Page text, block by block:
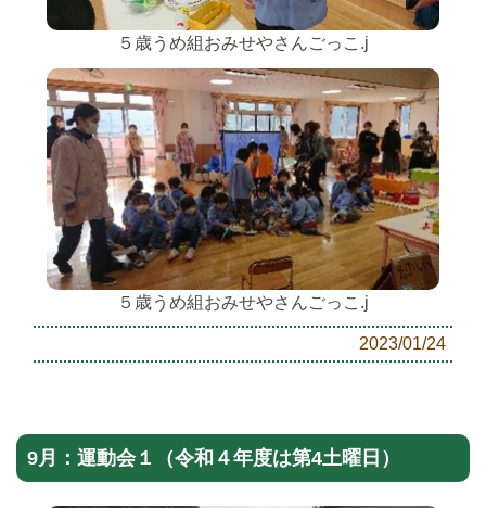
５歳うめ組おみせやさんごっこ.j
５歳うめ組おみせやさんごっこ.j
2023/01/24
9月：運動会１（令和４年度は第4土曜日）